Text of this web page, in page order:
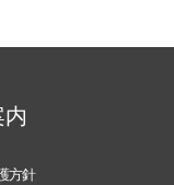
方針